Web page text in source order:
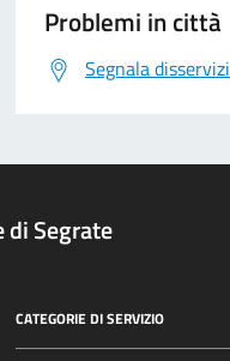
Problemi in città
Segnala
di Segrate
CATEGORIE DI SERVIZIO